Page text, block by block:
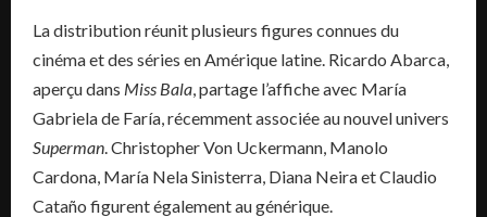
La distribution réunit plusieurs figures connues du
cinéma et des séries en Amérique latine. Ricardo Abarca,
aperçu dans Miss Bala , partage l’affiche avec María
Gabriela de Faría, récemment associée au nouvel univers
Superman . Christopher Von Uckermann, Manolo
Cardona, María Nela Sinisterra, Diana Neira et Claudio
Cataño figurent également au générique.